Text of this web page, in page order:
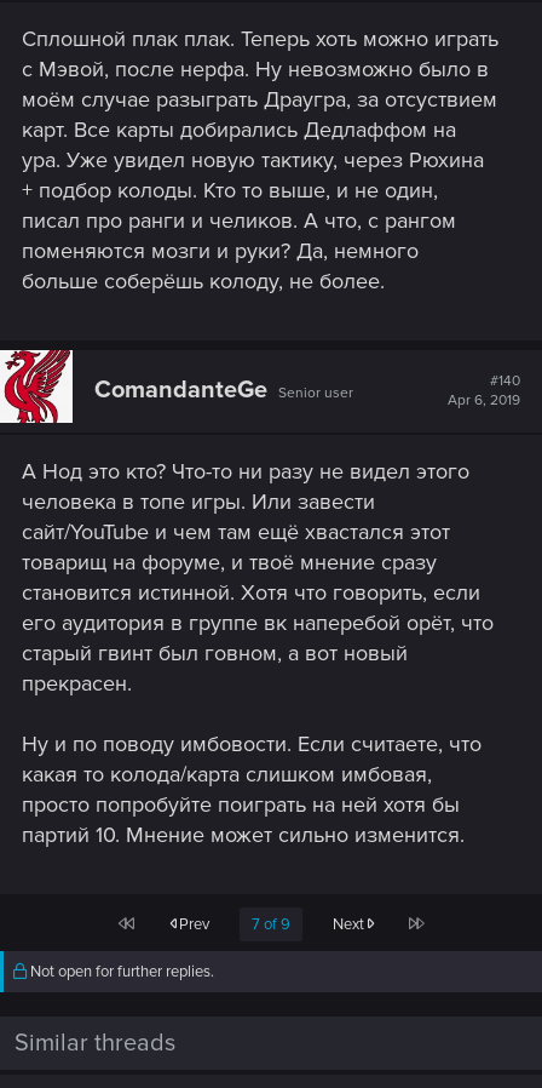
Сплошной плак плак. Теперь хоть можно играть
с Мэвой, после нерфа. Ну невозможно было в
моём случае разыграть Драугра, за отсуствием
карт. Все карты добирались Дедлаффом на
ура. Уже увидел новую тактику, через Рюхина
+ подбор колоды. Кто то выше, и не один,
писал про ранги и челиков. А что, с рангом
поменяются мозги и руки? Да, немного
больше соберёшь колоду, не более.
ComandanteGe Senior user
#140
Apr 6, 2019
А Нод это кто? Что-то ни разу не видел этого
человека в топе игры. Или завести
сайт/YouTube и чем там ещё хвастался этот
товарищ на форуме, и твоё мнение сразу
становится истинной. Хотя что говорить, если
его аудитория в группе вк наперебой орёт, что
старый гвинт был говном, а вот новый
прекрасен.
Ну и по поводу имбовости. Если считаете, что
какая то колода/карта слишком имбовая,
просто попробуйте поиграть на ней хотя бы
партий 10. Мнение может сильно изменится.
First Prev 7 of 9 Next Last
Not open for further replies.
Similar threads